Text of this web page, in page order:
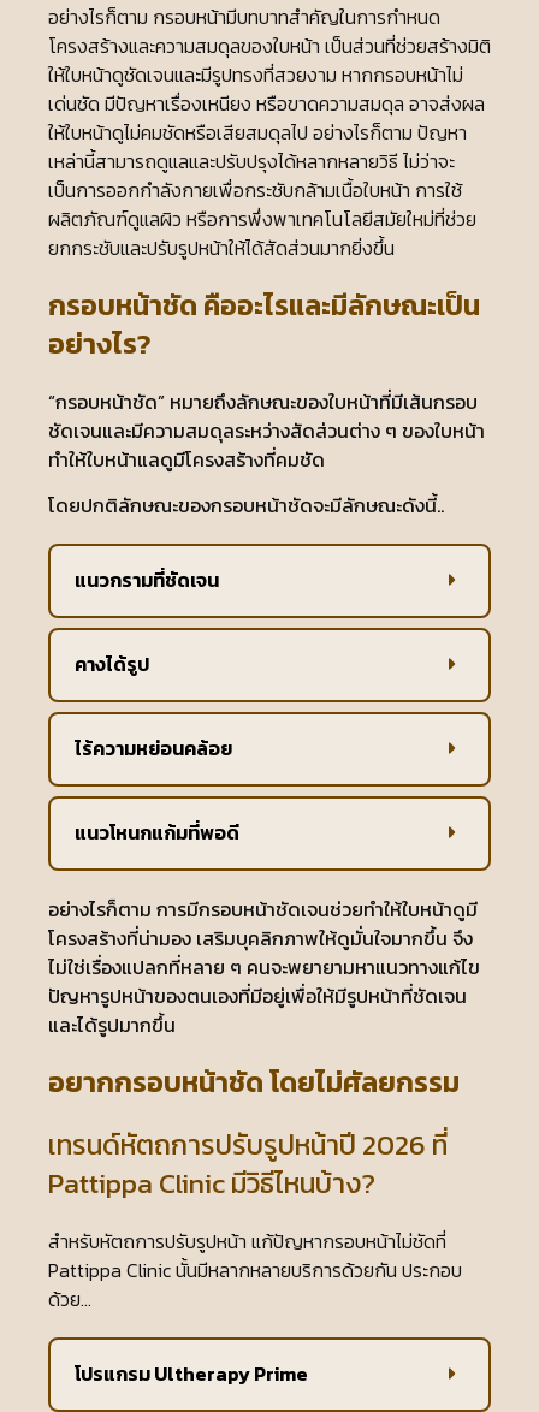
อย่างไรก็ตาม กรอบหน้ามีบทบาทสำคัญในการกำหนด
โครงสร้างและความสมดุลของใบหน้า เป็นส่วนที่ช่วยสร้างมิติ
ให้ใบหน้าดูชัดเจนและมีรูปทรงที่สวยงาม หากกรอบหน้าไม่
เด่นชัด มีปัญหาเรื่องเหนียง หรือขาดความสมดุล อาจส่งผล
ให้ใบหน้าดูไม่คมชัดหรือเสียสมดุลไป อย่างไรก็ตาม ปัญหา
เหล่านี้สามารถดูแลและปรับปรุงได้หลากหลายวิธี ไม่ว่าจะ
เป็นการออกกำลังกายเพื่อกระชับกล้ามเนื้อใบหน้า การใช้
ผลิตภัณฑ์ดูแลผิว หรือการพึ่งพาเทคโนโลยีสมัยใหม่ที่ช่วย
ยกกระชับและปรับรูปหน้าให้ได้สัดส่วนมากยิ่งขึ้น
กรอบหน้าชัด คืออะไรและมีลักษณะเป็น
อย่างไร?
“กรอบหน้าชัด” หมายถึงลักษณะของใบหน้าที่มีเส้นกรอบ
ชัดเจนและมีความสมดุลระหว่างสัดส่วนต่าง ๆ ของใบหน้า
ทำให้ใบหน้าแลดูมีโครงสร้างที่คมชัด
โดยปกติลักษณะของกรอบหน้าชัดจะมีลักษณะดังนี้..
แนวกรามที่ชัดเจน
คางได้รูป
ไร้ความหย่อนคล้อย
แนวโหนกแก้มที่พอดี
อย่างไรก็ตาม การมีกรอบหน้าชัดเจนช่วยทำให้ใบหน้าดูมี
โครงสร้างที่น่ามอง เสริมบุคลิกภาพให้ดูมั่นใจมากขึ้น จึง
ไม่ใช่เรื่องแปลกที่หลาย ๆ คนจะพยายามหาแนวทางแก้ไข
ปัญหารูปหน้าของตนเองที่มีอยู่เพื่อให้มีรูปหน้าที่ชัดเจน
และได้รูปมากขึ้น
อยากกรอบหน้าชัด โดยไม่ศัลยกรรม
เทรนด์หัตถการปรับรูปหน้าปี 2026 ที่
Pattippa Clinic มีวิธีไหนบ้าง?
สำหรับหัตถการปรับรูปหน้า แก้ปัญหากรอบหน้าไม่ชัดที่
Pattippa Clinic นั้นมีหลากหลายบริการด้วยกัน ประกอบ
ด้วย…
โปรแกรม Ultherapy Prime